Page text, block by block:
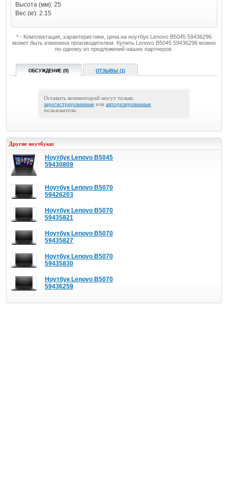
Высота (мм): 25
Вес (кг): 2.15
* - Комплектация, характеристики, цена на ноутбук Lenovo B5045 59436296
может быть изменена производителем. Купить Lenovo B5045 59436296 можно
по одному из предложений наших партнеров.
ОБСУЖДЕНИЕ (0) ОТЗЫВЫ (1)
Оставить комментарий могут только
зарегистрированные или авторизированные
пользователи.
Другие ноутбуки:
Ноутбук Lenovo B5045
59430809
Ноутбук Lenovo B5070
59426203
Ноутбук Lenovo B5070
59435821
Ноутбук Lenovo B5070
59435827
Ноутбук Lenovo B5070
59435830
Ноутбук Lenovo B5070
59436259